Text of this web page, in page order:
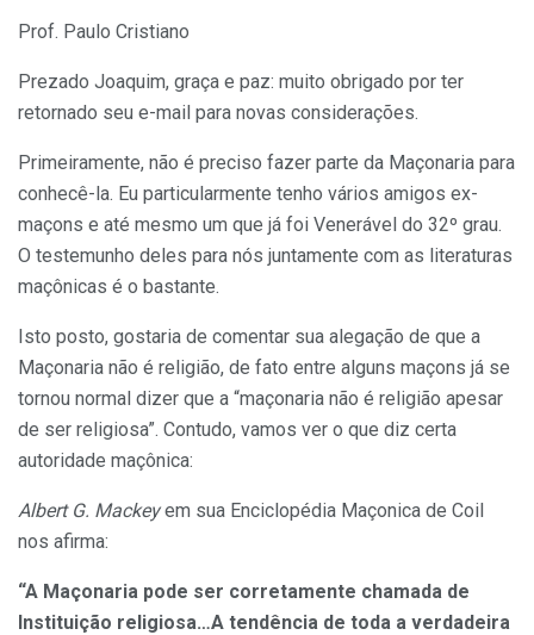
Prof. Paulo Cristiano
Prezado Joaquim, graça e paz: muito obrigado por ter
retornado seu e-mail para novas considerações.
Primeiramente, não é preciso fazer parte da Maçonaria para
conhecê-la. Eu particularmente tenho vários amigos ex-
maçons e até mesmo um que já foi Venerável do 32º grau.
O testemunho deles para nós juntamente com as literaturas
maçônicas é o bastante.
Isto posto, gostaria de comentar sua alegação de que a
Maçonaria não é religião, de fato entre alguns maçons já se
tornou normal dizer que a “maçonaria não é religião apesar
de ser religiosa”. Contudo, vamos ver o que diz certa
autoridade maçônica:
Albert G. Mackeyem sua Enciclopédia Maçonica de Coil
nos afirma:
“A Maçonaria pode ser corretamente chamada de
Instituição religiosa…A tendência de toda a verdadeira